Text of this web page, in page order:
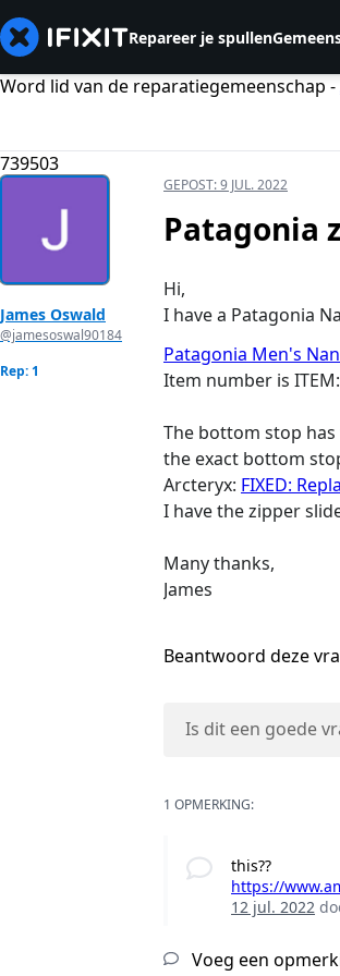
Repareer je spullen
Word lid van de reparatiegemeenschap -
739503
James Oswald
@jamesoswal90184
Rep: 1
GEPOST:9 JUL. 2022
Patagonia
Hi,
I have a Patagonia
Patagonia Men's
Item number is
The bottom stop
the exact bottom
Arcteryx: FIXED:
I have the zipper
Many thanks,
James
Beantwoord deze
Is dit een goede
1 OPMERKING:
this??
https://
12 jul. 2022
Voeg een